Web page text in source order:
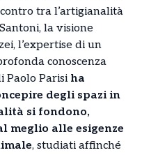
tra l’artigianalità
la visione
l’expertise di un
conoscenza
Paolo Parisi ha
degli spazi in
si fondono,
meglio alle esigenze
, studiati affinché